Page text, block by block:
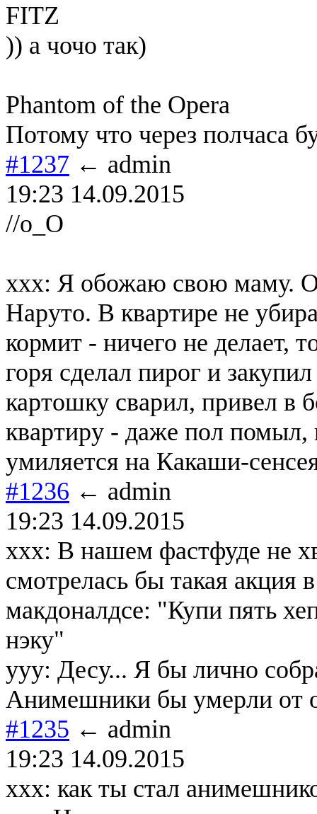
FITZ
)) а чочо так)
Phantom of the Opera
Потому что через полчаса
#1237 ← admin
19:23 14.09.2015
//о_О
xxx: Я обожаю свою маму.
Наруто. В квартире не
кормит - ничего не делает,
горя сделал пирог и
картошку сварил, привел в
квартиру - даже пол
умиляется на Какаши-
#1236 ← admin
19:23 14.09.2015
ххх: В нашем фастфуде не
смотрелась бы такая акция
макдоналдсе: "Купи пять
нэку"
ууу: Десу... Я бы лично
Анимешники бы умерли от
#1235 ← admin
19:23 14.09.2015
xxx: как ты стал